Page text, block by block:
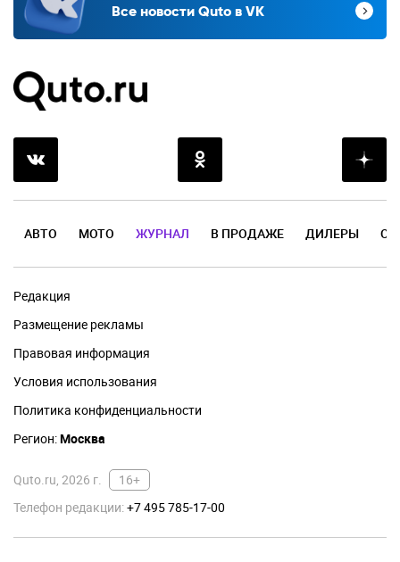
Все новости Quto в VK
АВТО МОТО ЖУРНАЛ В ПРОДАЖЕ ДИЛЕРЫ
Редакция
Размещение рекламы
Правовая информация
Условия использования
Политика конфиденциальности
Регион:Москва
Quto.ru, 2026 г.
16+
Телефон редакции:+7 495 785-17-00